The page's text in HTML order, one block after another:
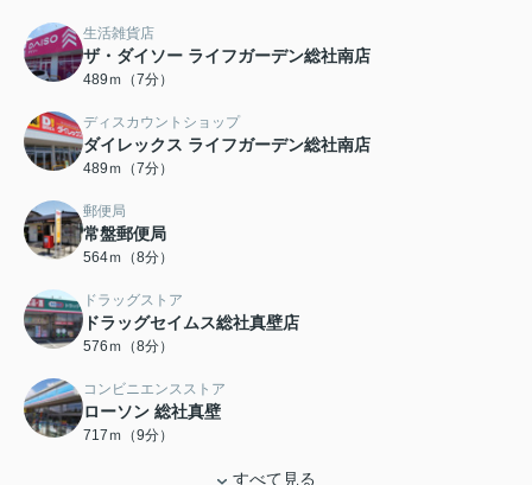
生活雑貨店
ザ・ダイソー ライフガーデン総社南店
489ｍ（7分）
ディスカウントショップ
ダイレックス ライフガーデン総社南店
489ｍ（7分）
郵便局
常盤郵便局
564ｍ（8分）
ドラッグストア
ドラッグセイムス総社真壁店
576ｍ（8分）
コンビニエンスストア
ローソン 総社真壁
717ｍ（9分）
すべて見る